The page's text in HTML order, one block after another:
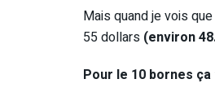
Mais quand je vois
55 dollars (environ
Pour le 10 bornes